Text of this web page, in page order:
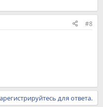
#8
для ответа.